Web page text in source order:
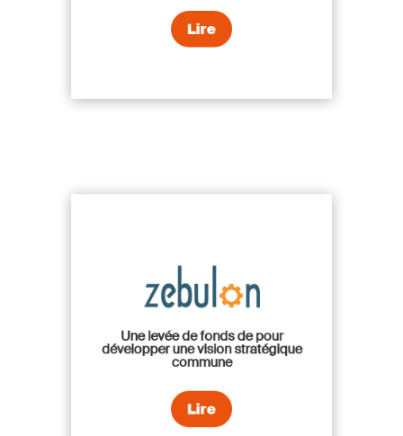
Lire
Une levée de fonds de pour
développer une vision stratégique
commune
Lire